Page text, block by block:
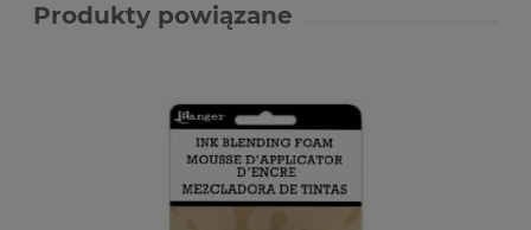
Produkty powiązane